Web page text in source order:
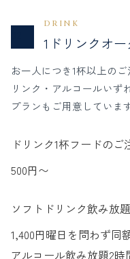
DRINK
1ドリンクオ
お一人につき1杯以上の
リンク・アルコールいず
プランもご用意しています
ドリンク1杯フードのご
500円〜
ソフトドリンク飲み放題
1,400円曜日を問わず同
アルコール飲み放題2時